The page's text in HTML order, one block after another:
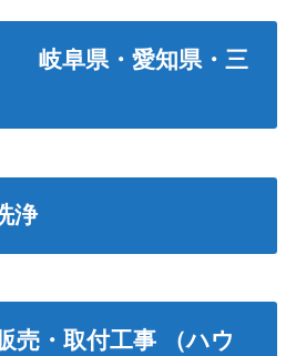
岐阜県・愛知県・三
洗浄
売・取付工事 （ハウ